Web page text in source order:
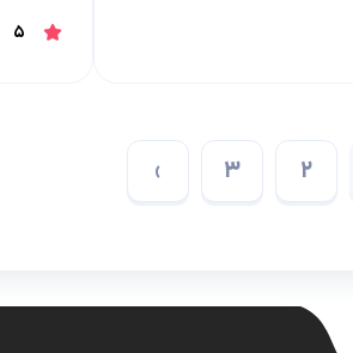
5
2
3
›